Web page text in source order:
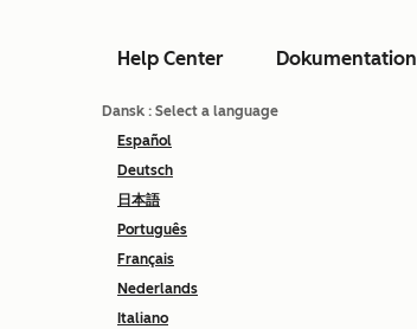
Help Center Dokumentation
Dansk : Select a language
Español
Deutsch
日本語
Português
Français
Nederlands
Italiano